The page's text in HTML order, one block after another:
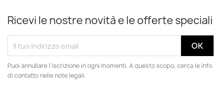
Ricevi le nostre novità e le offerte speciali
Puoi annullare l'iscrizione in ogni momenti. A questo scopo, cerca le info
di contatto nelle note legali.